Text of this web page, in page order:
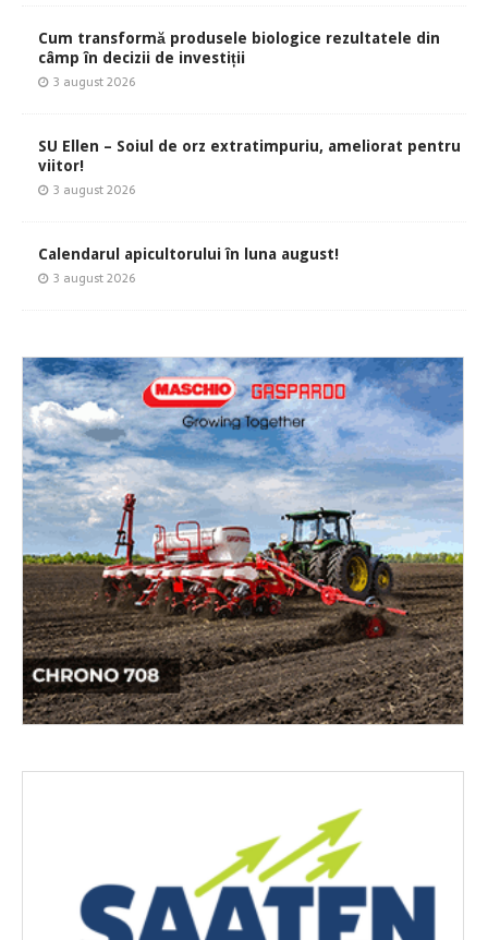
Cum transformă produsele biologice rezultatele din
câmp în decizii de investiții
3 august 2026
SU Ellen – Soiul de orz extratimpuriu, ameliorat pentru
viitor!
3 august 2026
Calendarul apicultorului în luna august!
3 august 2026